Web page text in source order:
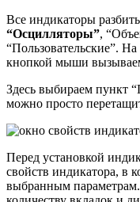
Все индикаторы
“Осцилляторы”,
“Пользовательские”.
кнопкой мыши
Здесь выбираем пункт
можно просто
Перед установкой
свойств индикатора, в
выбранным